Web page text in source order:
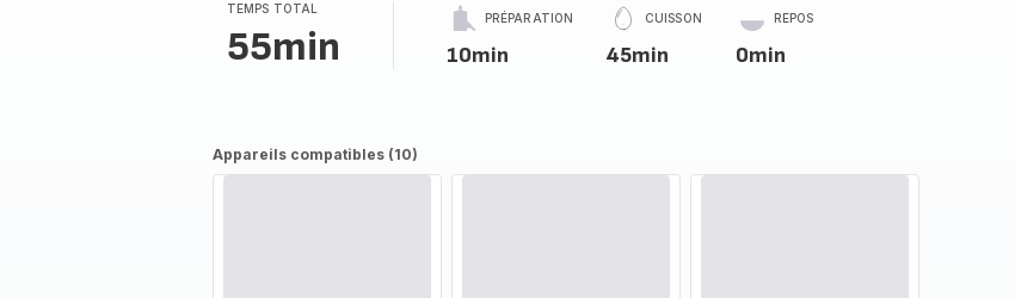
TEMPS TOTAL
55min
PRÉPARATION
10min
CUISSON
45min
REPOS
0min
Appareils compatibles (10)